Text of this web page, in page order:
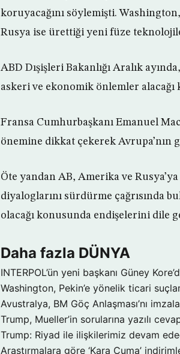
koruyacağını söylemişti.
Rusya ise ürettiği yeni füze
ABD Dışişleri Bakanlığı Aralık
askeri ve ekonomik önlemler alacağı
Fransa Cumhurbaşkanı Emanuel
önemine dikkat çekerek Avrupa’nın
Öte yandan AB, Amerika ve
diyaloglarını sürdürme çağrısında
olacağı konusunda endişelerini dile
Daha fazla DÜNYA
INTERPOL’ün yeni başkanı Güney
Washington, Pekin’e yönelik ticari
Avustralya, BM Göç Anlaşması’nı
Trump, Mueller’in sorularına yazılı
Trump: Riyad ile ilişkilerimiz devam
Araştırmalara göre ‘Kara Cuma’